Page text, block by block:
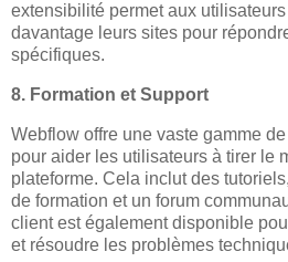
extensibilité permet aux
davantage leurs sites pour
spécifiques.
8. Formation et Support
Webflow offre une vaste gamme
pour aider les utilisateurs à tirer le
plateforme. Cela inclut des
de formation et un forum
client est également disponible
et résoudre les problèmes